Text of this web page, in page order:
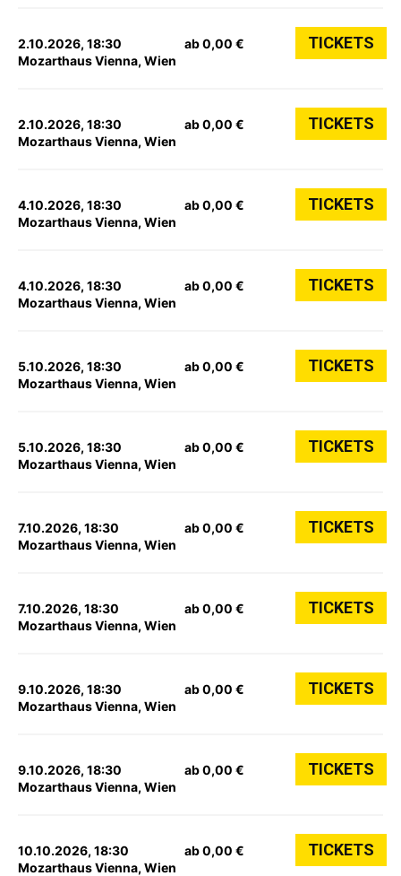
2.10.2026, 18:30
Mozarthaus Vienna, Wien
ab 0,00 € TICKETS
2.10.2026, 18:30
Mozarthaus Vienna, Wien
ab 0,00 € TICKETS
4.10.2026, 18:30
Mozarthaus Vienna, Wien
ab 0,00 € TICKETS
4.10.2026, 18:30
Mozarthaus Vienna, Wien
ab 0,00 € TICKETS
5.10.2026, 18:30
Mozarthaus Vienna, Wien
ab 0,00 € TICKETS
5.10.2026, 18:30
Mozarthaus Vienna, Wien
ab 0,00 € TICKETS
7.10.2026, 18:30
Mozarthaus Vienna, Wien
ab 0,00 € TICKETS
7.10.2026, 18:30
Mozarthaus Vienna, Wien
ab 0,00 € TICKETS
9.10.2026, 18:30
Mozarthaus Vienna, Wien
ab 0,00 € TICKETS
9.10.2026, 18:30
Mozarthaus Vienna, Wien
ab 0,00 € TICKETS
10.10.2026, 18:30
Mozarthaus Vienna, Wien
ab 0,00 € TICKETS